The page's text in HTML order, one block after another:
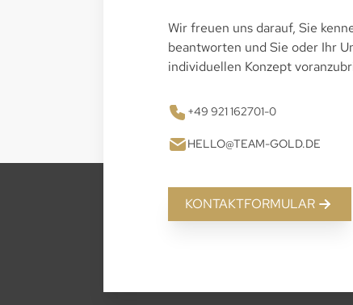
Wir freuen uns darauf, Sie
beantworten und Sie oder Ihr
individuellen Konzept
+49 921 162701-0
HELLO@TEAM-GOLD.DE
KONTAKTFORMULAR